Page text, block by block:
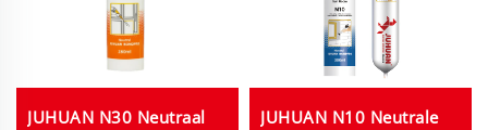
JUHUAN N30 Neutraal
JUHUAN N10 Neutrale